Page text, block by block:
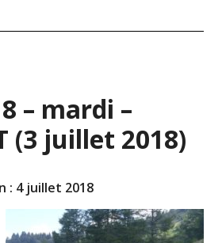
– mardi –
(3 juillet 2018)
: 4 juillet 2018